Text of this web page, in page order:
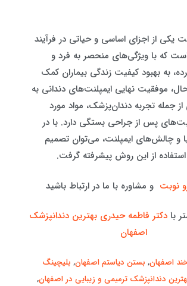
یکی از اجزای اساسی و حیاتی در فرآیند
که با ویژگی‌های منحصر به فرد و
به بهبود کیفیت زندگی بیماران کمک
موفقیت نهایی ایمپلنت‌های دندانی به
جمله تجربه دندان‌پزشک، مواد مورد
پس از جراحی بستگی دارد. با در
و چالش‌های ایمپلنت، می‌توان تصمیم
از این روش پیشرفته گرفت.
نوبت و مشاوره با ما در ارتباط باشید
بادکتر فاطمه حیدری بهترین دندانپزشک
اصفهان
اصفهان, بستن دیاستم اصفهان, بلیچینگ
دندانپزشک ترمیمی و زیبایی در اصفهان,